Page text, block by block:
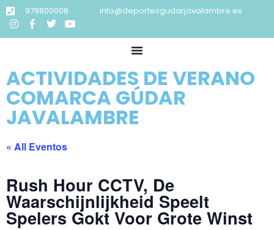
978800008 info@deportesgudarjavalambre.es
ACTIVIDADES DE VERANO
COMARCA GÚDAR
JAVALAMBRE
« All Eventos
Rush Hour CCTV, De
Waarschijnlijkheid Speelt
Spelers Gokt Voor Grote Winst